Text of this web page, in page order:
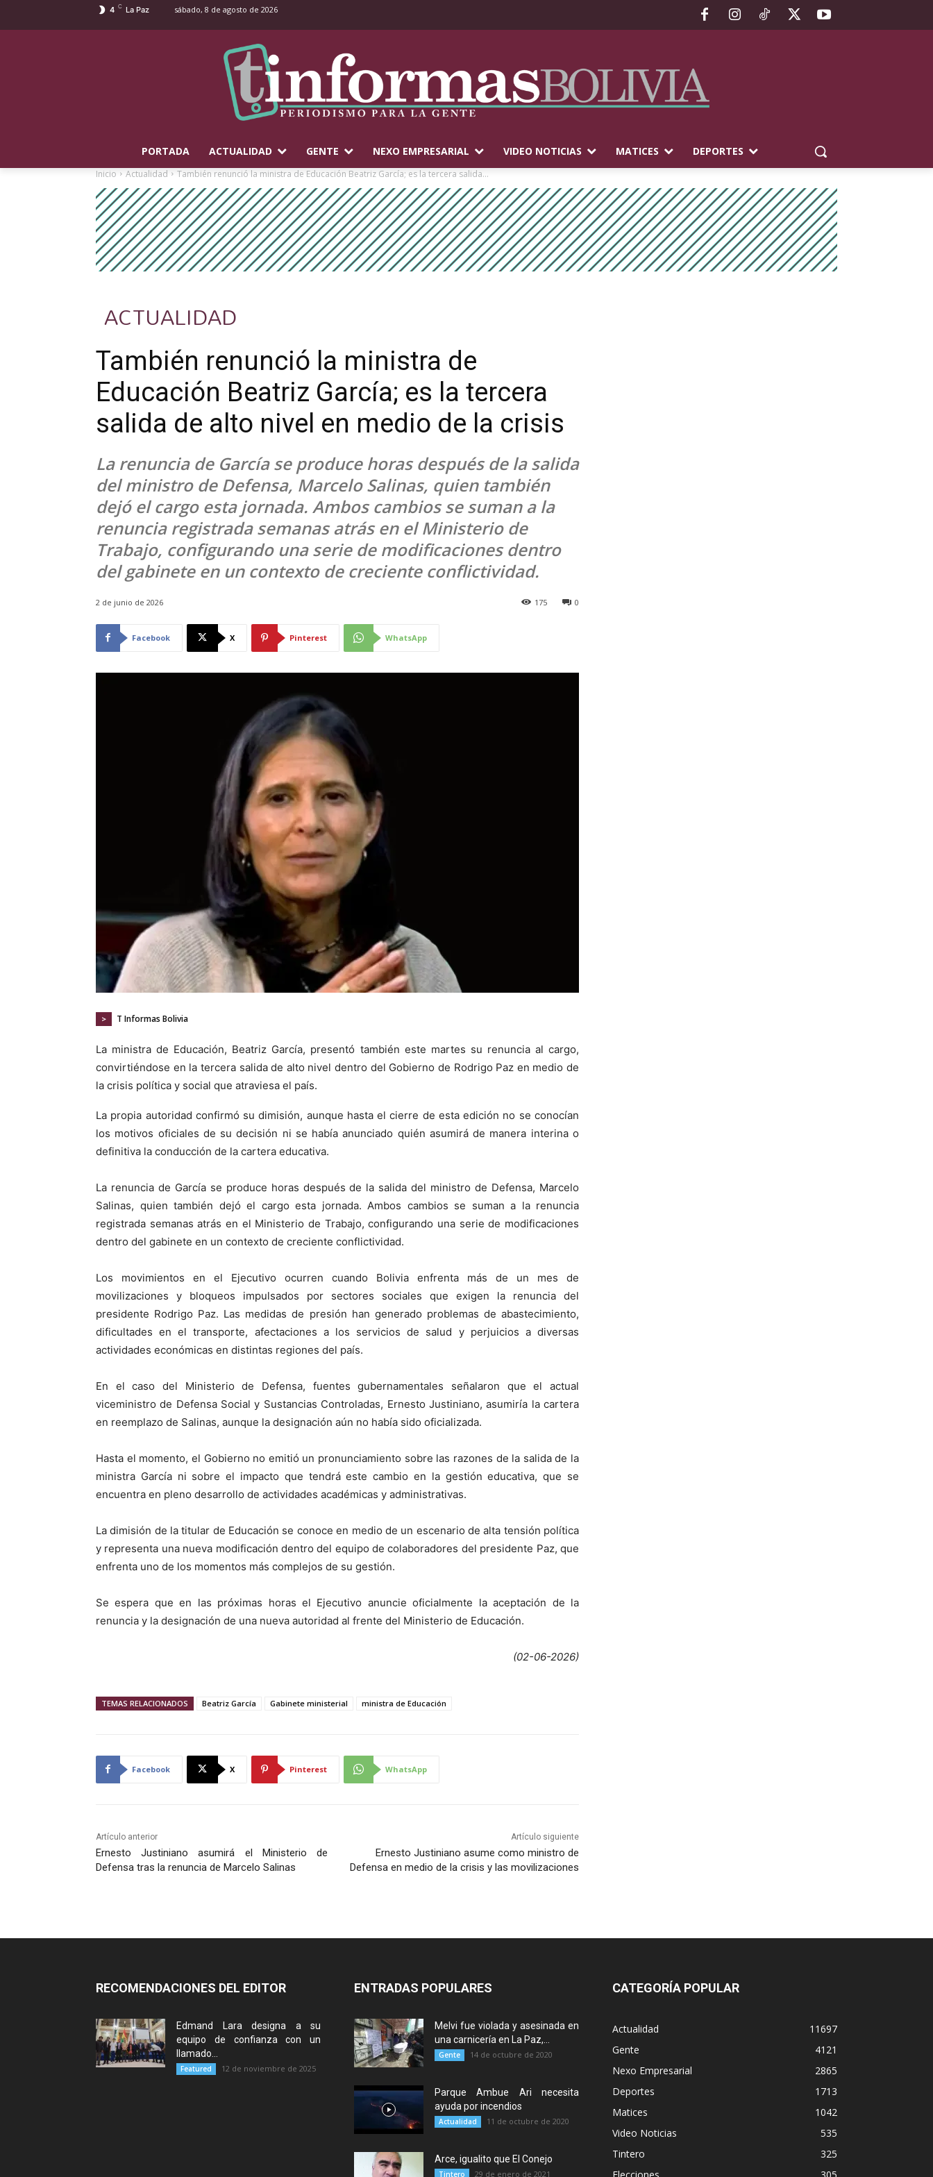
4 C La Paz sábado, 8 de agosto de 2026
PORTADA ACTUALIDAD GENTE NEXO EMPRESARIAL VIDEO NOTICIAS MATICES DEPORTES
Inicio Actualidad También renunció la ministra de Educación Beatriz García; es la tercera salida...
ACTUALIDAD
También renunció la ministra de
Educación Beatriz García; es la tercera
salida de alto nivel en medio de la crisis
La renuncia de García se produce horas después de la salida
del ministro de Defensa, Marcelo Salinas, quien también
dejó el cargo esta jornada. Ambos cambios se suman a la
renuncia registrada semanas atrás en el Ministerio de
Trabajo, configurando una serie de modificaciones dentro
del gabinete en un contexto de creciente conflictividad.
2 de junio de 2026 0
175
Facebook X Pinterest WhatsApp
> T Informas Bolivia
La ministra de Educación, Beatriz García, presentó también este martes su renuncia al cargo,
convirtiéndose en la tercera salida de alto nivel dentro del Gobierno de Rodrigo Paz en medio de
la crisis política y social que atraviesa el país.
La propia autoridad confirmó su dimisión, aunque hasta el cierre de esta edición no se conocían
los motivos oficiales de su decisión ni se había anunciado quién asumirá de manera interina o
definitiva la conducción de la cartera educativa.
La renuncia de García se produce horas después de la salida del ministro de Defensa, Marcelo
Salinas, quien también dejó el cargo esta jornada. Ambos cambios se suman a la renuncia
registrada semanas atrás en el Ministerio de Trabajo, configurando una serie de modificaciones
dentro del gabinete en un contexto de creciente conflictividad.
Los movimientos en el Ejecutivo ocurren cuando Bolivia enfrenta más de un mes de
movilizaciones y bloqueos impulsados por sectores sociales que exigen la renuncia del
presidente Rodrigo Paz. Las medidas de presión han generado problemas de abastecimiento,
dificultades en el transporte, afectaciones a los servicios de salud y perjuicios a diversas
actividades económicas en distintas regiones del país.
En el caso del Ministerio de Defensa, fuentes gubernamentales señalaron que el actual
viceministro de Defensa Social y Sustancias Controladas, Ernesto Justiniano, asumiría la cartera
en reemplazo de Salinas, aunque la designación aún no había sido oficializada.
Hasta el momento, el Gobierno no emitió un pronunciamiento sobre las razones de la salida de la
ministra García ni sobre el impacto que tendrá este cambio en la gestión educativa, que se
encuentra en pleno desarrollo de actividades académicas y administrativas.
La dimisión de la titular de Educación se conoce en medio de un escenario de alta tensión política
y representa una nueva modificación dentro del equipo de colaboradores del presidente Paz, que
enfrenta uno de los momentos más complejos de su gestión.
Se espera que en las próximas horas el Ejecutivo anuncie oficialmente la aceptación de la
renuncia y la designación de una nueva autoridad al frente del Ministerio de Educación.
(02-06-2026)
TEMAS RELACIONADOS Beatriz García Gabinete ministerial ministra de Educación
Facebook X Pinterest WhatsApp
Artículo anterior
Ernesto Justiniano asumirá el Ministerio de
Defensa tras la renuncia de Marcelo Salinas
Artículo siguiente
Ernesto Justiniano asume como ministro de
Defensa en medio de la crisis y las movilizaciones
RECOMENDACIONES DEL EDITOR
Edmand Lara designa a su
equipo de confianza con un
llamado...
Featured 12 de noviembre de 2025
ENTRADAS POPULARES
Melvi fue violada y asesinada en
una carnicería en La Paz,...
Gente 14 de octubre de 2020
Parque Ambue Ari necesita
ayuda por incendios
Actualidad 11 de octubre de 2020
Arce, igualito que El Conejo
Tintero 29 de enero de 2021
CATEGORÍA POPULAR
Actualidad
11697
Gente
4121
Nexo Empresarial
2865
Deportes
1713
Matices
1042
Video Noticias
535
Tintero
325